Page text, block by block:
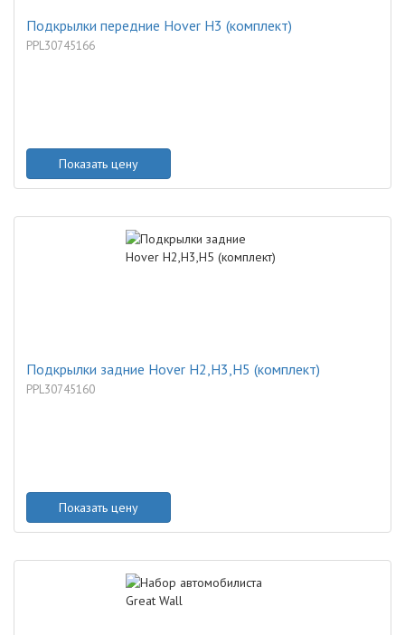
Подкрылки передние Hover H3 (комплект)
PPL30745166
Показать цену
Подкрылки задние Hover H2,H3,H5 (комплект)
PPL30745160
Показать цену